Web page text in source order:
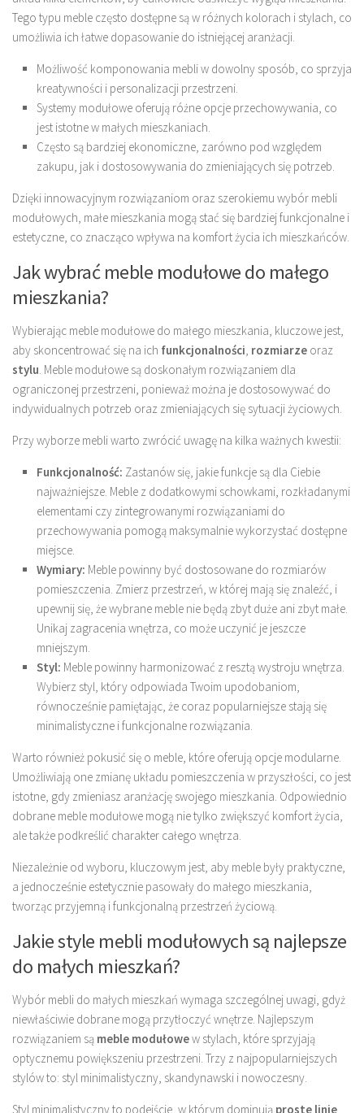
Tego typu meble często dostępne są w różnych kolorach i stylach, co
umożliwia ich łatwe dopasowanie do istniejącej aranżacji.
Możliwość komponowania mebli w dowolny sposób, co sprzyja
kreatywności i personalizacji przestrzeni.
Systemy modułowe oferują różne opcje przechowywania, co
jest istotne w małych mieszkaniach.
Często są bardziej ekonomiczne, zarówno pod względem
zakupu, jak i dostosowywania do zmieniających się potrzeb.
Dzięki innowacyjnym rozwiązaniom oraz szerokiemu wybór mebli
modułowych, małe mieszkania mogą stać się bardziej funkcjonalne i
estetyczne, co znacząco wpływa na komfort życia ich mieszkańców.
Jak wybrać meble modułowe do małego
mieszkania?
Wybierając meble modułowe do małego mieszkania, kluczowe jest,
aby skoncentrować się na ich funkcjonalności, rozmiarze oraz
stylu. Meble modułowe są doskonałym rozwiązaniem dla
ograniczonej przestrzeni, ponieważ można je dostosowywać do
indywidualnych potrzeb oraz zmieniających się sytuacji życiowych.
Przy wyborze mebli warto zwrócić uwagę na kilka ważnych kwestii:
Funkcjonalność: Zastanów się, jakie funkcje są dla Ciebie
najważniejsze. Meble z dodatkowymi schowkami, rozkładanymi
elementami czy zintegrowanymi rozwiązaniami do
przechowywania pomogą maksymalnie wykorzystać dostępne
miejsce.
Wymiary: Meble powinny być dostosowane do rozmiarów
pomieszczenia. Zmierz przestrzeń, w której mają się znaleźć, i
upewnij się, że wybrane meble nie będą zbyt duże ani zbyt małe.
Unikaj zagracenia wnętrza, co może uczynić je jeszcze
mniejszym.
Styl: Meble powinny harmonizować z resztą wystroju wnętrza.
Wybierz styl, który odpowiada Twoim upodobaniom,
równocześnie pamiętając, że coraz popularniejsze stają się
minimalistyczne i funkcjonalne rozwiązania.
Warto również pokusić się o meble, które oferują opcje modularne.
Umożliwiają one zmianę układu pomieszczenia w przyszłości, co jest
istotne, gdy zmieniasz aranżację swojego mieszkania. Odpowiednio
dobrane meble modułowe mogą nie tylko zwiększyć komfort życia,
ale także podkreślić charakter całego wnętrza.
Niezależnie od wyboru, kluczowym jest, aby meble były praktyczne,
a jednocześnie estetycznie pasowały do małego mieszkania,
tworząc przyjemną i funkcjonalną przestrzeń życiową.
Jakie style mebli modułowych są najlepsze
do małych mieszkań?
Wybór mebli do małych mieszkań wymaga szczególnej uwagi, gdyż
niewłaściwie dobrane mogą przytłoczyć wnętrze. Najlepszym
rozwiązaniem są meble modułowew stylach, które sprzyjają
optycznemu powiększeniu przestrzeni. Trzy z najpopularniejszych
stylów to: styl minimalistyczny, skandynawski i nowoczesny.
Styl minimalistyczny to podejście, w którym dominują proste linie